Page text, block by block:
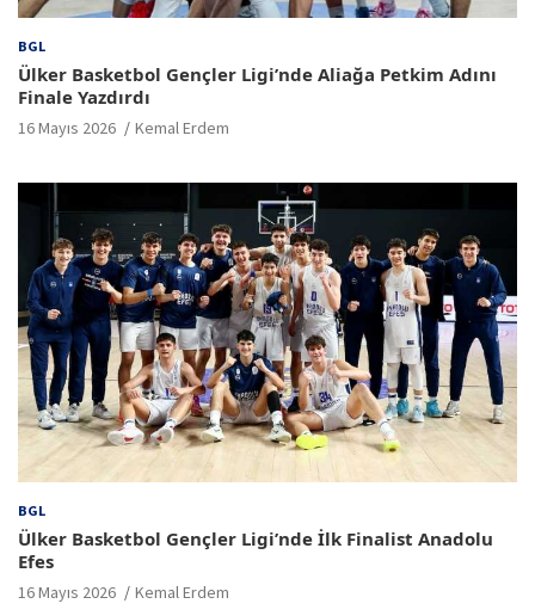
BGL
Ülker Basketbol Gençler Ligi’nde Aliağa Petkim Adını
Finale Yazdırdı
16 Mayıs 2026 Kemal Erdem
BGL
Ülker Basketbol Gençler Ligi’nde İlk Finalist Anadolu
Efes
16 Mayıs 2026 Kemal Erdem